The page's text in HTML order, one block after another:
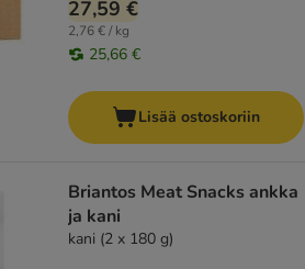
27,59 €
2,76 € / kg
25,66 €
Lisää ostoskoriin
Briantos Meat Snacks ankka
ja kani
kani (2 x 180 g)